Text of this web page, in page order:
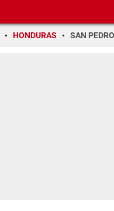
HONDURAS SAN PEDRO